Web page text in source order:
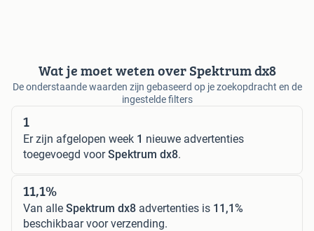
Wat je moet weten over Spektrum dx8
De onderstaande waarden zijn gebaseerd op je zoekopdracht en de
ingestelde filters
1
Er zijn afgelopen week 1 nieuwe advertenties
toegevoegd voorSpektrum dx8.
11,1%
Van alle Spektrum dx8 advertenties is 11,1%
beschikbaar voor verzending.